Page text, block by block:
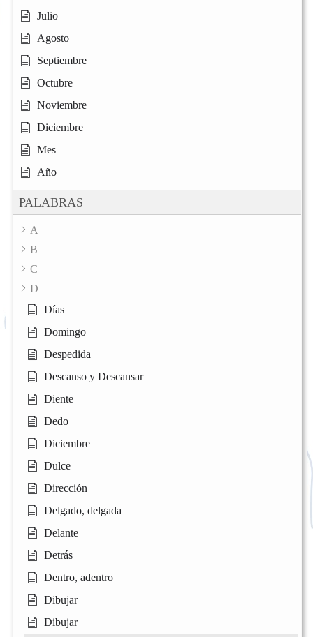
Julio
Agosto
Septiembre
Octubre
Noviembre
Diciembre
Mes
Año
PALABRAS
A
B
C
D
Días
Domingo
Despedida
Descanso y Descansar
Diente
Dedo
Diciembre
Dulce
Dirección
Delgado, delgada
Delante
Detrás
Dentro, adentro
Dibujar
Dibujar